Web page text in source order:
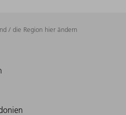
/ die Region hier ändern